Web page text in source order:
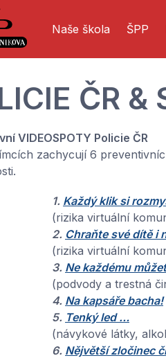
Naše škola ŠPP
ČR
VIDEOSPOTY Policie ČR
zachycují 6
1. Každý klik si
(rizika virtuální
2. Chraňte své dítě i
(rizika virtuální
3. Ne každému
(podvody a trestná
4. Na kapsáře bacha!
5. Tenký led …
(návykové látky,
6. Nějvětší zločinec